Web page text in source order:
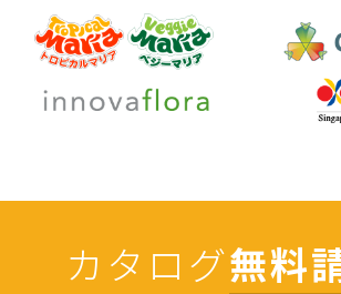
カタログ無料